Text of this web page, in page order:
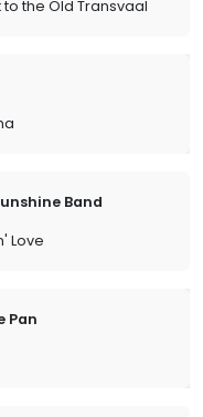
to the Old Transvaal
Band
Love
Pan